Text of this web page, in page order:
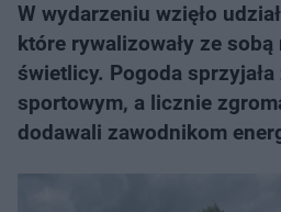
W wydarzeniu wzięło
które rywalizowały ze
świetlicy. Pogoda
sportowym, a licznie
dodawali zawodnikom